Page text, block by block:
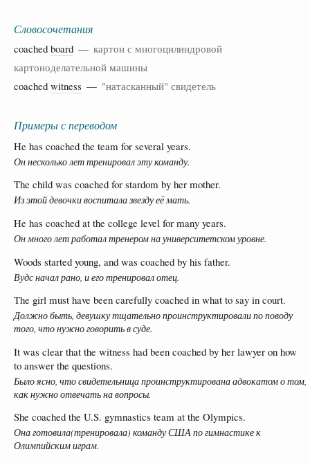
Словосочетания
coached board — картон с многоцилиндровой
картоноделательной машины
coached witness — "натасканный" свидетель
Примеры с переводом
He has coached the team for several years.
Он несколько лет тренировал эту команду.
The child was coached for stardom by her mother.
Из этой девочки воспитала звезду её мать.
He has coached at the college level for many years.
Он много лет работал тренером на университетском уровне.
Woods started young, and was coached by his father.
Вудс начал рано, и его тренировал отец.
The girl must have been carefully coached in what to say in court.
Должно быть, девушку тщательно проинструктировали по поводу
того, что нужно говорить в суде.
It was clear that the witness had been coached by her lawyer on how
to answer the questions.
Было ясно, что свидетельница проинструктирована адвокатом о том,
как нужно отвечать на вопросы.
She coached the U.S. gymnastics team at the Olympics.
Она готовила(тренировала) команду США по гимнастике к
Олимпийским играм.